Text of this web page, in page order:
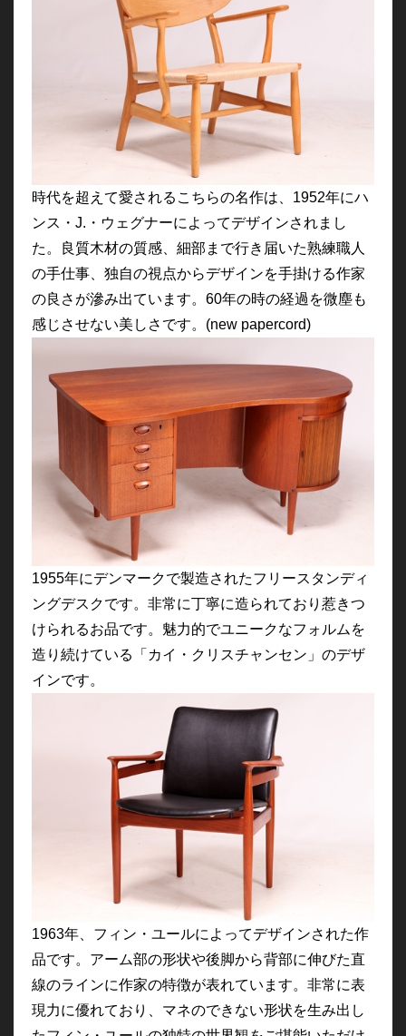
時代を超えて愛されるこちらの名作は、1952年にハ
ンス・J.・ウェグナーによってデザインされまし
た。良質木材の質感、細部まで行き届いた熟練職人
の手仕事、独自の視点からデザインを手掛ける作家
の良さが滲み出ています。60年の時の経過を微塵も
感じさせない美しさです。(new papercord)
1955年にデンマークで製造されたフリースタンディ
ングデスクです。非常に丁寧に造られており惹きつ
けられるお品です。魅力的でユニークなフォルムを
造り続けている「カイ・クリスチャンセン」のデザ
インです。
1963年、フィン・ユールによってデザインされた作
品です。アーム部の形状や後脚から背部に伸びた直
線のラインに作家の特徴が表れています。非常に表
現力に優れており、マネのできない形状を生み出し